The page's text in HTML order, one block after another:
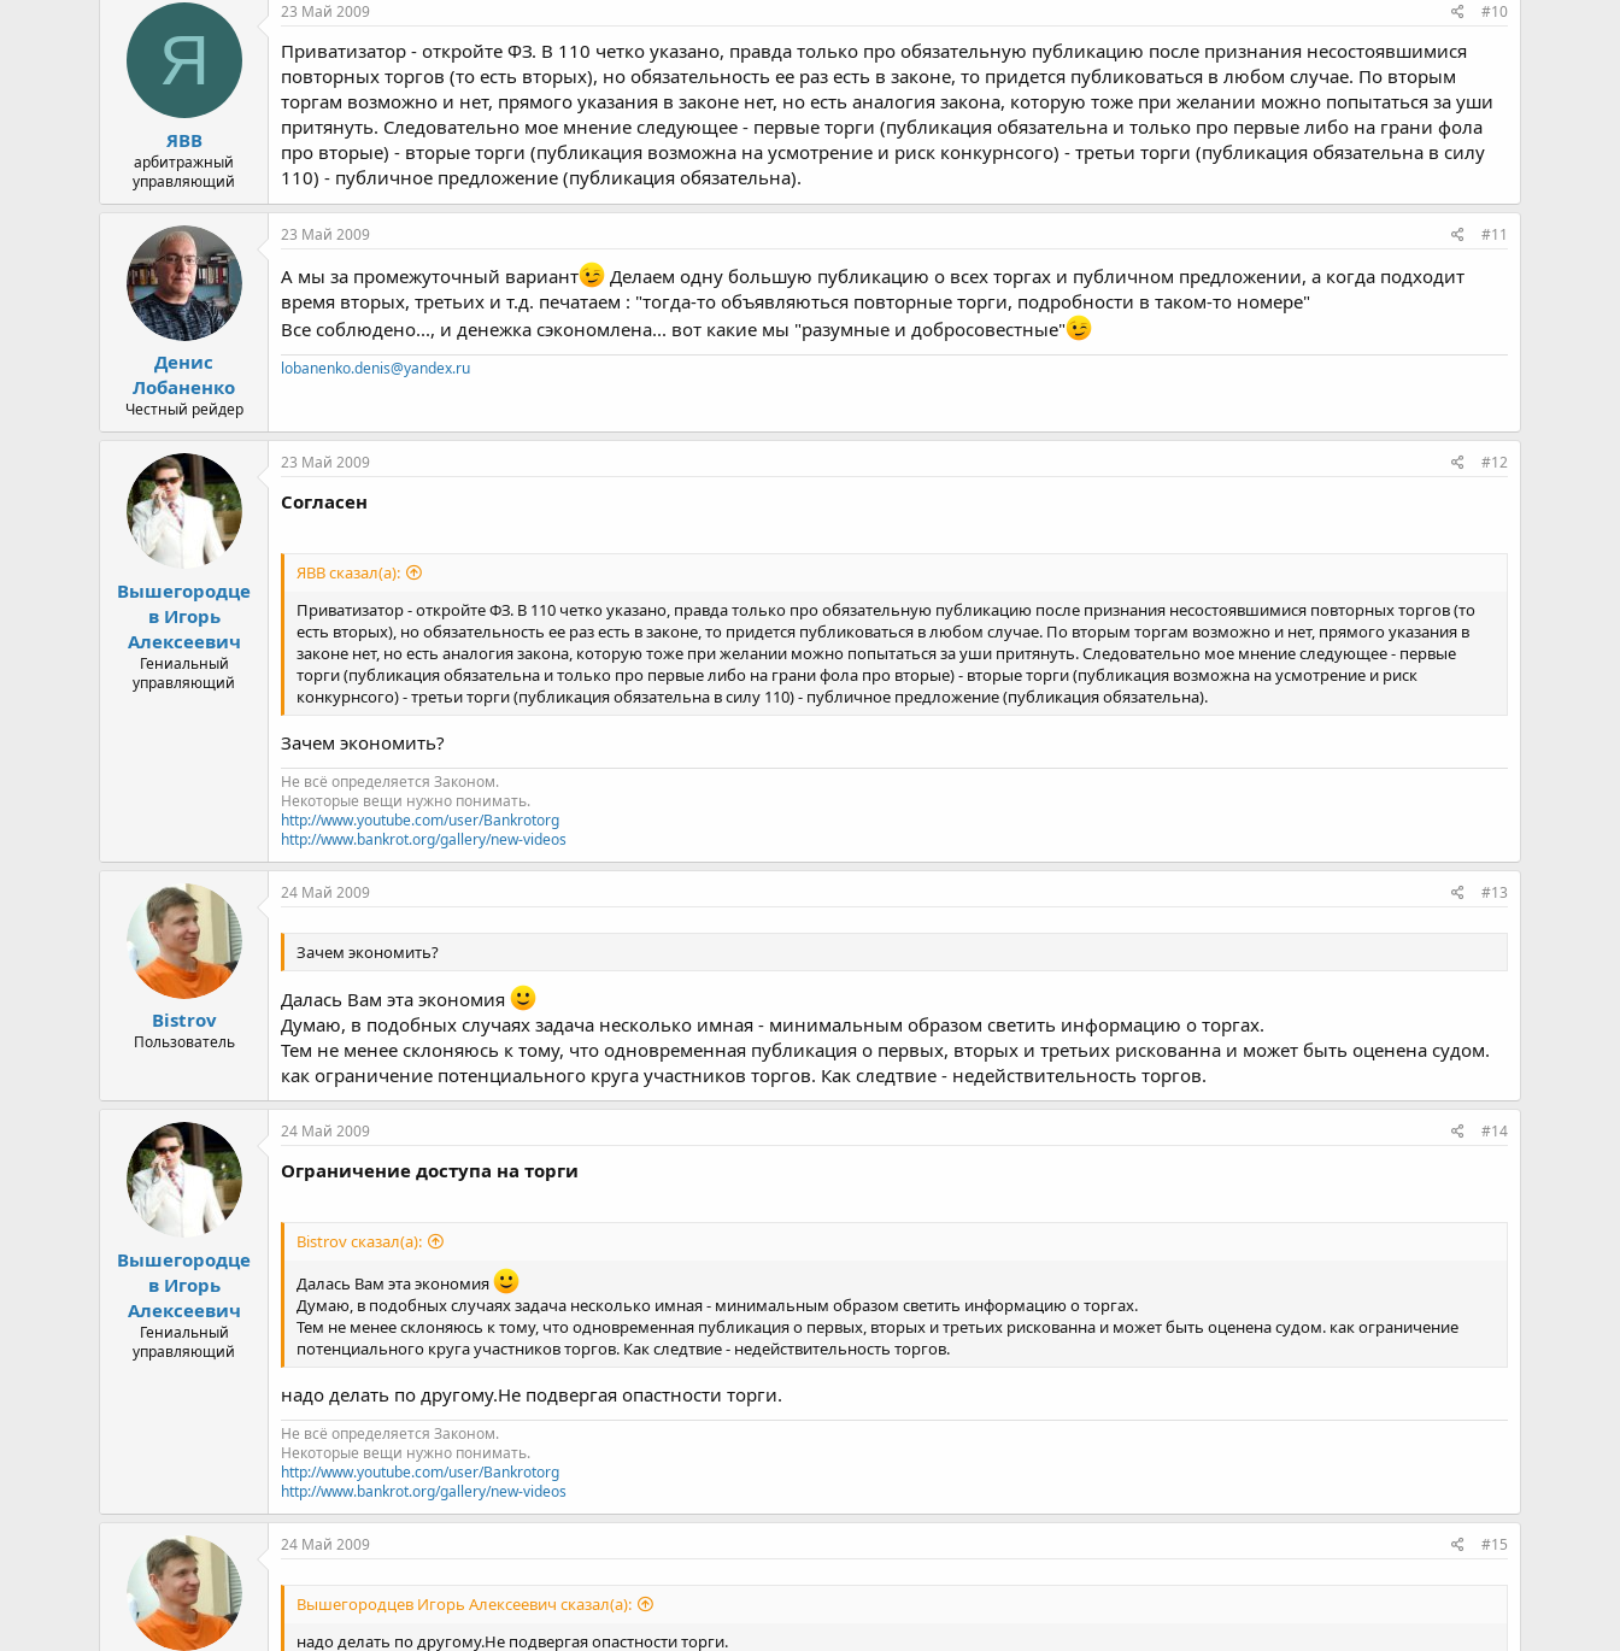
Я
ЯВВ
арбитражный
управляющий
23 Май 2009 #10
Приватизатор - откройте ФЗ. В 110 четко указано, правда только про обязательную публикацию после признания несостоявшимися
повторных торгов (то есть вторых), но обязательность ее раз есть в законе, то придется публиковаться в любом случае. По вторым
торгам возможно и нет, прямого указания в законе нет, но есть аналогия закона, которую тоже при желании можно попытаться за уши
притянуть. Следовательно мое мнение следующее - первые торги (публикация обязательна и только про первые либо на грани фола
про вторые) - вторые торги (публикация возможна на усмотрение и риск конкурнсого) - третьи торги (публикация обязательна в силу
110) - публичное предложение (публикация обязательна).
Денис
Лобаненко
Честный рейдер
23 Май 2009 #11
А мы за промежуточный вариант
Делаем одну большую публикацию о всех торгах и публичном предложении, а когда подходит
время вторых, третьих и т.д. печатаем : "тогда-то объявляються повторные торги, подробности в таком-то номере"
Все соблюдено..., и денежка сэкономлена... вот какие мы "разумные и добросовестные"
lobanenko.denis@yandex.ru
Вышегородце
в Игорь
Алексеевич
Гениальный
управляющий
23 Май 2009 #12
Согласен
ЯВВ сказал(а):
Приватизатор - откройте ФЗ. В 110 четко указано, правда только про обязательную публикацию после признания несостоявшимися повторных торгов (то
есть вторых), но обязательность ее раз есть в законе, то придется публиковаться в любом случае. По вторым торгам возможно и нет, прямого указания в
законе нет, но есть аналогия закона, которую тоже при желании можно попытаться за уши притянуть. Следовательно мое мнение следующее - первые
торги (публикация обязательна и только про первые либо на грани фола про вторые) - вторые торги (публикация возможна на усмотрение и риск
конкурнсого) - третьи торги (публикация обязательна в силу 110) - публичное предложение (публикация обязательна).
Зачем экономить?
Не всё определяется Законом.
Некоторые вещи нужно понимать.
http://www.youtube.com/user/Bankrotorg
http://www.bankrot.org/gallery/new-videos
Bistrov
Пользователь
24 Май 2009 #13
Зачем экономить?
Далась Вам эта экономия
Думаю, в подобных случаях задача несколько имная - минимальным образом светить информацию о торгах.
Тем не менее склоняюсь к тому, что одновременная публикация о первых, вторых и третьих рискованна и может быть оценена судом.
как ограничение потенциального круга участников торгов. Как следтвие - недействительность торгов.
Вышегородце
в Игорь
Алексеевич
Гениальный
управляющий
24 Май 2009 #14
Ограничение доступа на торги
Bistrov сказал(а):
Далась Вам эта экономия
Думаю, в подобных случаях задача несколько имная - минимальным образом светить информацию о торгах.
Тем не менее склоняюсь к тому, что одновременная публикация о первых, вторых и третьих рискованна и может быть оценена судом. как ограничение
потенциального круга участников торгов. Как следтвие - недействительность торгов.
надо делать по другому.Не подвергая опастности торги.
Не всё определяется Законом.
Некоторые вещи нужно понимать.
http://www.youtube.com/user/Bankrotorg
http://www.bankrot.org/gallery/new-videos
24 Май 2009 #15
Вышегородцев Игорь Алексеевич сказал(а):
надо делать по другому.Не подвергая опастности торги.